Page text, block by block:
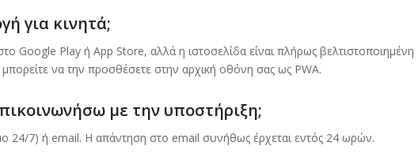
για κινητά;
Google Play ή App Store, αλλά η ιστοσελίδα είναι πλήρως βελτιστοποιημένη
μπορείτε να την προσθέσετε στην αρχική οθόνη σας ως PWA.
με την υποστήριξη;
24/7) ή email. Η απάντηση στο email συνήθως έρχεται εντός 24 ωρών.